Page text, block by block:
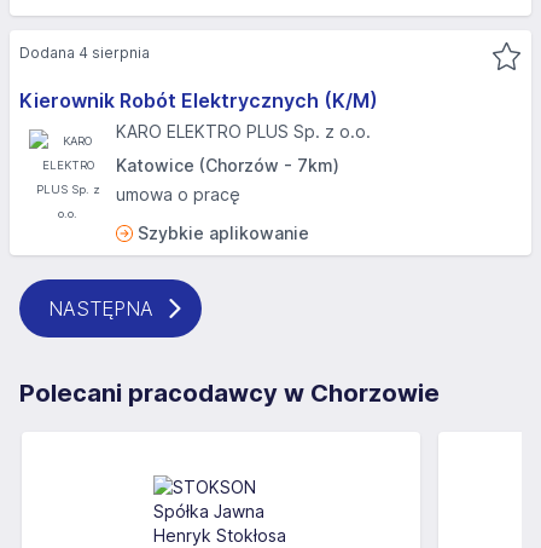
Kierownik Robót Elektrycznych (K/M)
KARO ELEKTRO PLUS Sp. z o.o.
Katowice (Chorzów - 7km)
umowa o pracę
Szybkie aplikowanie
Dodana 4 sierpnia
NASTĘPNA
Polecani pracodawcy w Chorzowie